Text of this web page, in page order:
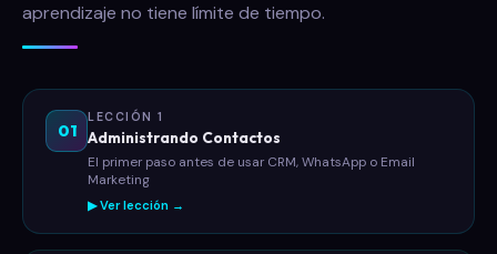
aprendizaje no tiene límite de tiempo.
01
LECCIÓN 1
Administrando Contactos
El primer paso antes de usar CRM, WhatsApp o Email
Marketing
▶ Ver lección →